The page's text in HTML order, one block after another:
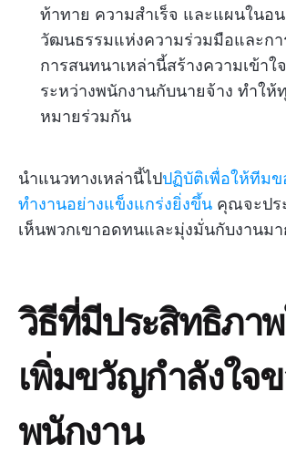
ท้าทาย ความสำเร็จ และแผนในอ
วัฒนธรรมแห่งความร่วมมือและกา
การสนทนาเหล่านี้สร้างความเข้าใ
ระหว่างพนักงานกับนายจ้าง ทำให้
หมายร่วมกัน
นำแนวทางเหล่านี้ไปปฏิบัติเพื่อให้ทีม
ทำงานอย่างแข็งแกร่งยิ่งขึ้น คุณจะปร
เห็นพวกเขาอดทนและมุ่งมั่นกับงานม
วิธีที่มีประสิทธิภา
เพิ่มขวัญกำลังใจ
พนักงาน